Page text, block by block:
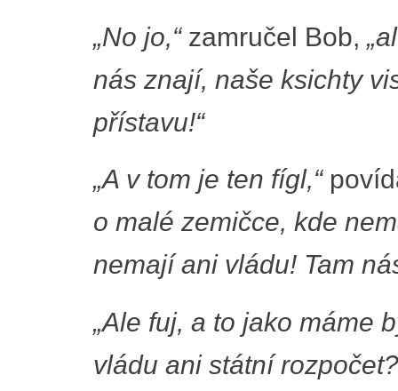
„No jo,“zamručel Bob,
nás znají, naše ksichty
přístavu!“
„A v tom je ten fígl,“
o malé zemičce, kde
nemají ani vládu! Tam
„Ale fuj, a to jako máme
vládu ani státní